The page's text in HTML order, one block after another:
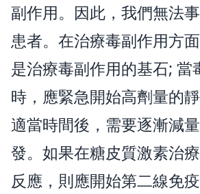
副作用。因此，我們無法
患者。在治療毒副作用方
是治療毒副作用的基石; 當
時，應緊急開始高劑量的
適當時間後，需要逐漸減
發。如果在糖皮質激素治
反應，則應開始第二線免